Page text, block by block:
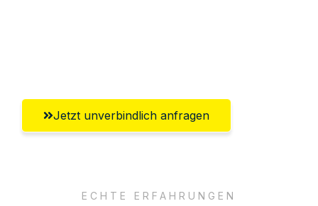
Jetzt unverbindlich anfragen
ECHTE ERFAHRUNGEN